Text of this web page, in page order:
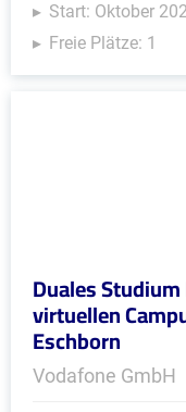
Start: Oktober
Freie Plätze: 1
Duales
virtuellen
Eschborn
Vodafone GmbH